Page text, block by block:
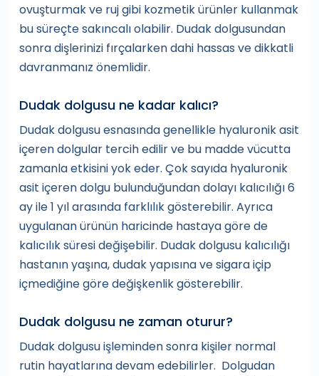
ovuşturmak ve ruj gibi kozmetik ürünler kullanmak
bu süreçte sakıncalı olabilir. Dudak dolgusundan
sonra dişlerinizi fırçalarken dahi hassas ve dikkatli
davranmanız önemlidir.
Dudak dolgusu ne kadar kalıcı?
Dudak dolgusu esnasında genellikle hyaluronik asit
içeren dolgular tercih edilir ve bu madde vücutta
zamanla etkisini yok eder. Çok sayıda hyaluronik
asit içeren dolgu bulunduğundan dolayı kalıcılığı 6
ay ile 1 yıl arasında farklılık gösterebilir. Ayrıca
uygulanan ürünün haricinde hastaya göre de
kalıcılık süresi değişebilir. Dudak dolgusu kalıcılığı
hastanın yaşına, dudak yapısına ve sigara içip
içmediğine göre değişkenlik gösterebilir.
Dudak dolgusu ne zaman oturur?
Dudak dolgusu işleminden sonra kişiler normal
rutin hayatlarına devam edebilirler. Dolgudan